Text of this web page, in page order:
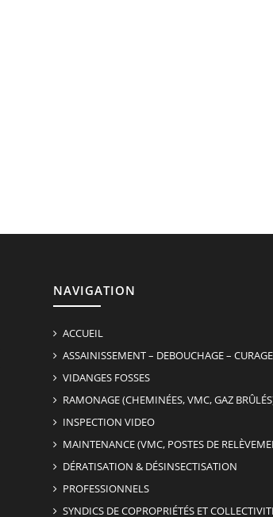
NAVIGATION
ACCUEIL
ASSAINISSEMENT – DEBOUCHAGE – CURAGE
VIDANGES FOSSES
RAMONAGE (CHEMINÉES, VMC, GAZ
INSPECTION VIDEO
MAINTENANCE (VMC, POSTES DE
DÉRATISATION & DÉSINSECTISATION
PROFESSIONNELS
SYNDICS DE COPROPRIÉTÉS ET